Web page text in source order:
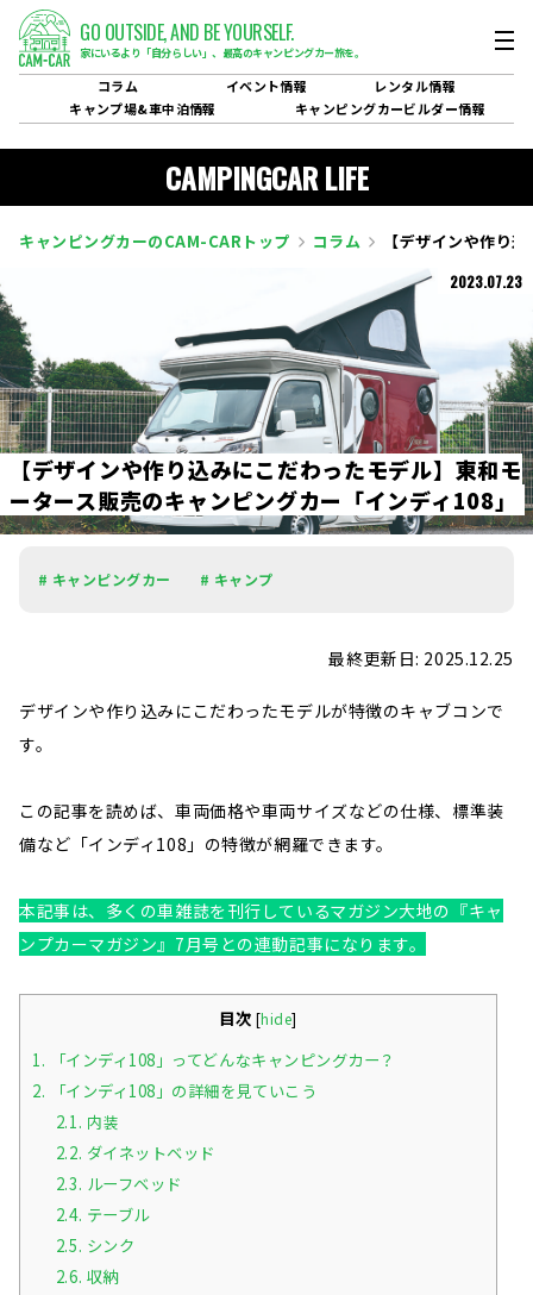
GO OUTSIDE,AND BE YOURSELF.
家にいるより「自分らしい」、 最高のキャンピングカー旅を。
コラム イベント情報 レンタル情報
キャンプ場&車中泊情報 キャンピングカービルダー情報
CAMPINGCAR LIFE
キャンピングカーのCAM-CARトップ コラム 【デザインや作り
2023.07.23
【デザインや作り込みにこだわったモデル】 東和モ
ータース販売のキャンピングカー 「インディ108」
# キャンピングカー # キャンプ
最終更新日: 2025.12.25
デザインや作り込みにこだわったモデルが特徴のキャブコンで
す。
この記事を読めば、車両価格や車両サイズなどの仕様、標準装
備など「インディ108」の特徴が網羅できます。
本記事は、多くの車雑誌を刊行しているマガジン大地の『キャ
ンプカーマガジン』7月号との連動記事になります。
目次 [hide]
1. 「インディ108」ってどんなキャンピングカー？
2. 「インディ108」の詳細を見ていこう
2.1. 内装
2.2. ダイネットベッド
2.3. ルーフベッド
2.4. テーブル
2.5. シンク
2.6. 収納